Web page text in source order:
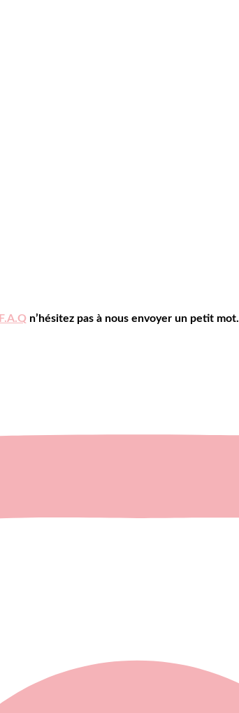
F.A.Q n’hésitez pas à nous envoyer un petit mot.